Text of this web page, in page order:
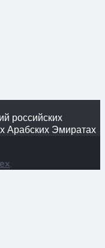
российских
Арабских Эмиратах
.